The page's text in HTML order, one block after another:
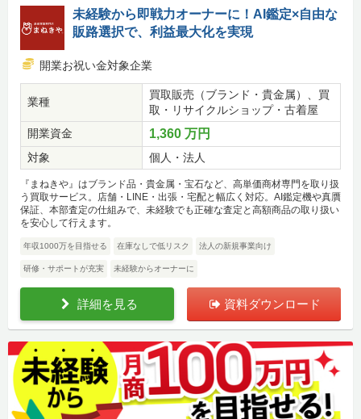
未経験から即戦力オーナーに！AI鑑定×自由な
販路選択で、利益最大化を実現
開業お祝い金対象企業
業種
買取販売（ブランド・貴金属）、買
取・リサイクルショップ・古着屋
開業資金
1,360 万円
対象 個人・法人
『まねきや』はブランド品・貴金属・宝石など、高単価商材専門を取り扱
う買取サービス。店舗・LINE・出張・宅配と幅広く対応。AI鑑定機や真贋
保証、本部査定の仕組みで、未経験でも正確な査定と高額商品の取り扱い
を安心して行えます。
年収1000万を目指せる 在庫なしで低リスク 法人の新規事業向け
研修・サポートが充実 未経験からオーナーに
詳細を見る 資料ダウンロード